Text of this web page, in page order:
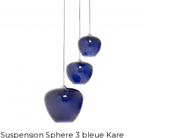
Suspension Sphere 3 bleue Kare